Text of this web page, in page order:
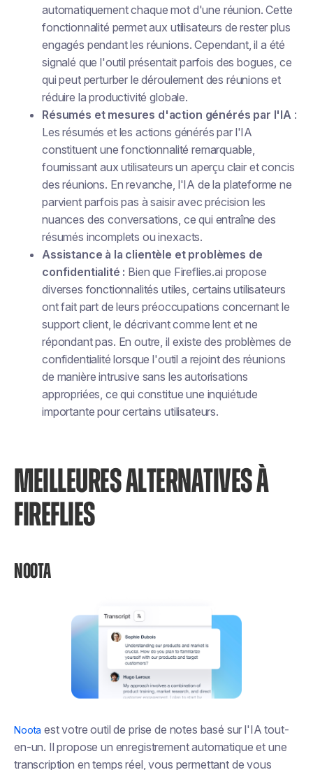
automatiquement chaque mot d'une réunion. Cette
fonctionnalité permet aux utilisateurs de rester plus
engagés pendant les réunions. Cependant, il a été
signalé que l'outil présentait parfois des bogues, ce
qui peut perturber le déroulement des réunions et
réduire la productivité globale.
Résumés et mesures d'action générés par l'IA :
Les résumés et les actions générés par l'IA
constituent une fonctionnalité remarquable,
fournissant aux utilisateurs un aperçu clair et concis
des réunions. En revanche, l'IA de la plateforme ne
parvient parfois pas à saisir avec précision les
nuances des conversations, ce qui entraîne des
résumés incomplets ou inexacts.
Assistance à la clientèle et problèmes de
confidentialité : Bien que Fireflies.ai propose
diverses fonctionnalités utiles, certains utilisateurs
ont fait part de leurs préoccupations concernant le
support client, le décrivant comme lent et ne
répondant pas. En outre, il existe des problèmes de
confidentialité lorsque l'outil a rejoint des réunions
de manière intrusive sans les autorisations
appropriées, ce qui constitue une inquiétude
importante pour certains utilisateurs.
MEILLEURES ALTERNATIVES À
FIREFLIES
NOOTA
Noota est votre outil de prise de notes basé sur l'IA tout-
en-un. Il propose un enregistrement automatique et une
transcription en temps réel, vous permettant de vous